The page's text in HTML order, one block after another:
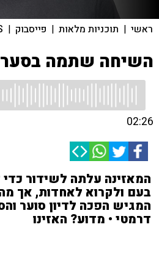
ראשי | תוכניות מלאות | פייסבוק |
השיחה שתמה
02:26
המאזינה עלתה לשידור
בעם ולקרוא לאחדות, אך
המגיש הפכה לדיון סוער
דרמטי • מדוע? האזינו